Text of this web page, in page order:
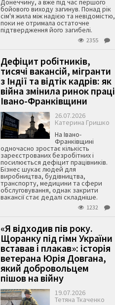
Донеччину, а вже під час першого
бойового виходу загинув. Понад рік
сім'я жила між надією та невідомістю,
поки не отримала остаточне
підтвердження його загибелі.
2355
Дефіцит робітників,
тисячі вакансій, мігранти
з Індії та відтік кадрів: як
війна змінила ринок праці
Івано-Франківщини
26.07.2026
Катерина Гришко
На Івано-
Франківщині
одночасно зростає кількість
зареєстрованих безробітних і
посилюється дефіцит працівників.
Бізнес шукає людей для
виробництва, будівництва,
транспорту, медицини та сфери
обслуговування, однак закрити
вакансії стає дедалі складніше.
1232
«Я відходив пів року.
Щоранку під гімн України
вставав і плакав»: історія
ветерана Юрія Довгана,
який добровольцем
пішов на війну
19.07.2026
Тетяна Ткаченко